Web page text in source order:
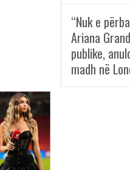
“Nuk e
Ariana
publike,
madh në